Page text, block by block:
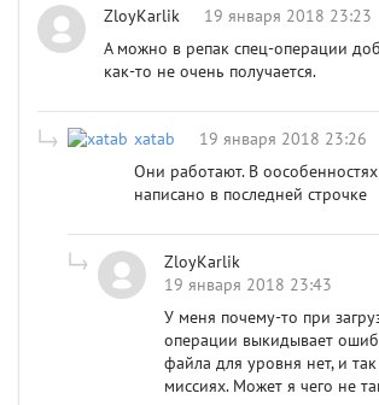
ZloyKarlik
19 января 2018 23:23
А можно в репак спец-операции
как-то не очень получается.
xatab
19 января 2018 23:26
Они работают. В
написано в последней строчке
ZloyKarlik
19 января 2018 23:43
У меня почему-то при
операции выкидывает
файла для уровня нет, и
миссиях. Может я чего не